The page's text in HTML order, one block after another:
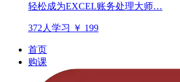
轻松成为EXCEL账务处理大师…
372人学习 ￥ 199
首页
购课